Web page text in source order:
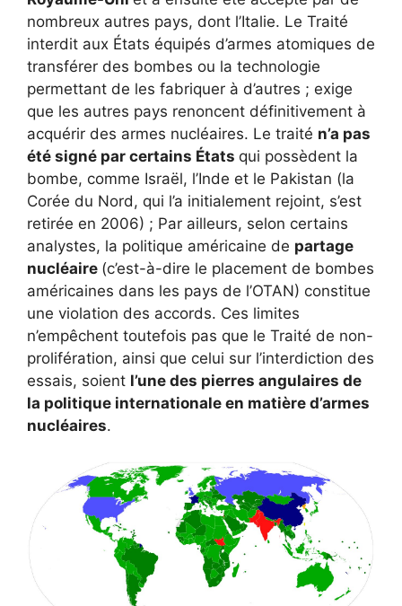
nombreux autres pays, dont l’Italie. Le Traité
interdit aux États équipés d’armes atomiques de
transférer des bombes ou la technologie
permettant de les fabriquer à d’autres ; exige
que les autres pays renoncent définitivement à
acquérir des armes nucléaires. Le traité n’a pas
été signé par certains États qui possèdent la
bombe, comme Israël, l’Inde et le Pakistan (la
Corée du Nord, qui l’a initialement rejoint, s’est
retirée en 2006) ; Par ailleurs, selon certains
analystes, la politique américaine de partage
nucléaire (c’est-à-dire le placement de bombes
américaines dans les pays de l’OTAN) constitue
une violation des accords. Ces limites
n’empêchent toutefois pas que le Traité de non-
prolifération, ainsi que celui sur l’interdiction des
essais, soient l’une des pierres angulaires de
la politique internationale en matière d’armes
nucléaires.